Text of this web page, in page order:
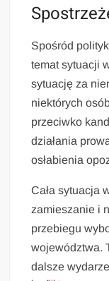
Spośród
temat sytuacji
sytuację za
niektórych
przeciwko
działania
osłabienia
Cała sytuacja
zamieszanie i
przebiegu
województwa.
dalsze